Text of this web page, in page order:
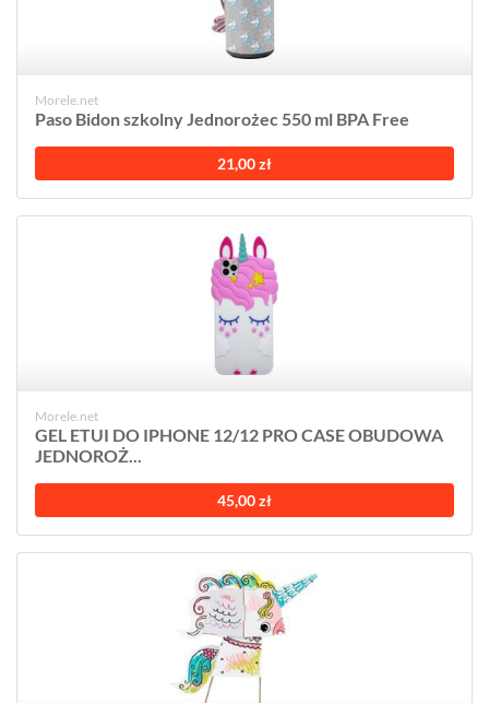
Morele.net
Paso Bidon szkolny Jednorożec 550 ml BPA Free
21,00 zł
Morele.net
GEL ETUI DO IPHONE 12/12 PRO CASE OBUDOWA
JEDNOROŻ...
45,00 zł